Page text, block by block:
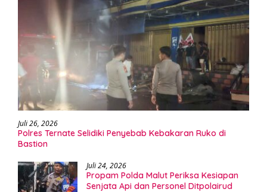
Juli 26, 2026
Polres Ternate Selidiki Penyebab Kebakaran Ruko di
Bastion
Juli 24, 2026
Propam Polda Malut Periksa Kesiapan
Senjata Api dan Personel Ditpolairud